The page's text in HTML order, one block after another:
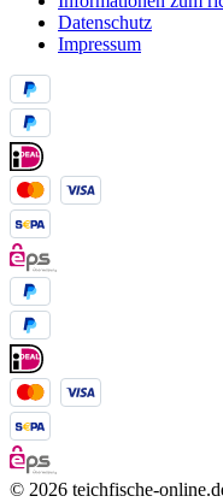
Datenschutz
Impressum
© 2026 teichfische-